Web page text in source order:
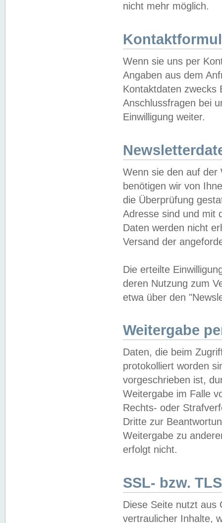
nicht mehr möglich.
Wenn sie uns per
Angaben aus dem
Kontaktdaten zwecks
Anschlussfragen bei
Einwilligung weiter.
Wenn sie den auf der
benötigen wir von
die Überprüfung
Adresse sind und mit
Daten werden nicht
Versand der
Die erteilte
deren Nutzung zum
etwa über den
Weitergabe
Daten, die beim
protokolliert worden
vorgeschrieben ist,
Weitergabe im Falle
Rechts- oder
Dritte zur
Weitergabe zu
erfolgt nicht.
SSL- bzw.
Diese Seite nutzt aus
vertraulicher Inhalte,